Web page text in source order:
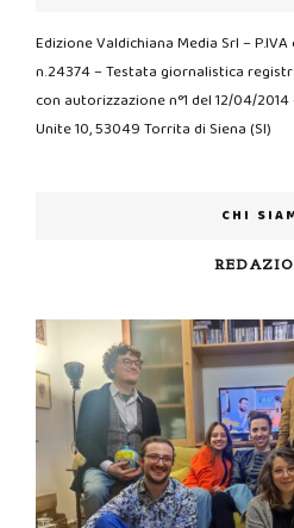
Edizione Valdichiana Media Srl – P.IVA
n.24374 – Testata giornalistica
con autorizzazione n°1 del 12/04/
Unite 10, 53049 Torrita di Siena (SI)
CHI